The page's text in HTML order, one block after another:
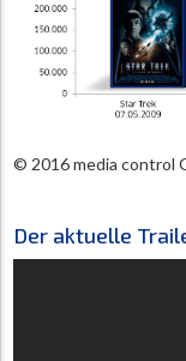
© 2016 media control
Der aktuelle